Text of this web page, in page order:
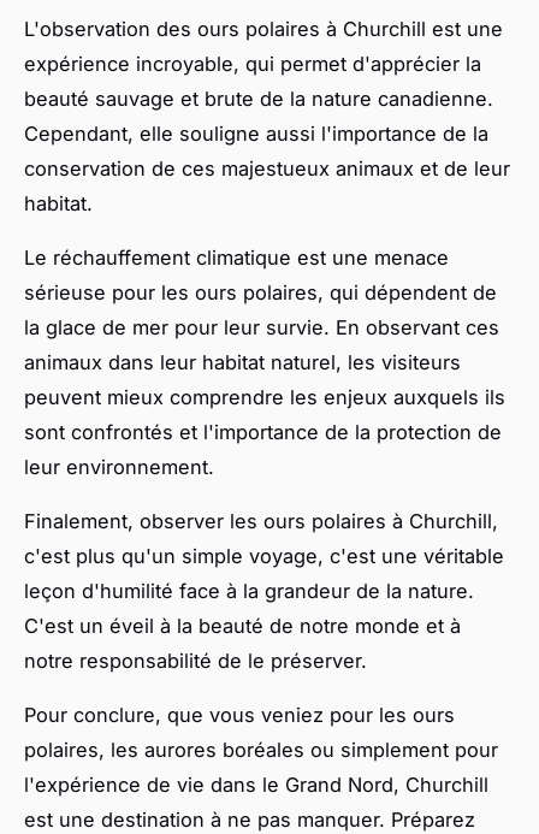
L'observation des ours polaires à Churchill est une
expérience incroyable, qui permet d'apprécier la
beauté sauvage et brute de la nature canadienne.
Cependant, elle souligne aussi l'importance de la
conservation de ces majestueux animaux et de leur
habitat.
Le réchauffement climatique est une menace
sérieuse pour les ours polaires, qui dépendent de
la glace de mer pour leur survie. En observant ces
animaux dans leur habitat naturel, les visiteurs
peuvent mieux comprendre les enjeux auxquels ils
sont confrontés et l'importance de la protection de
leur environnement.
Finalement, observer les ours polaires à Churchill,
c'est plus qu'un simple voyage, c'est une véritable
leçon d'humilité face à la grandeur de la nature.
C'est un éveil à la beauté de notre monde et à
notre responsabilité de le préserver.
Pour conclure, que vous veniez pour les ours
polaires, les aurores boréales ou simplement pour
l'expérience de vie dans le Grand Nord, Churchill
est une destination à ne pas manquer. Préparez